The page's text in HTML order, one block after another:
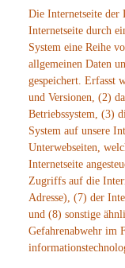
Die Internetseite der
Internetseite durch
System eine Reihe
allgemeinen Daten
gespeichert. Erfasst
und Versionen, (2)
Betriebssystem, (3)
System auf unsere
Unterwebseiten,
Internetseite
Zugriffs auf die
Adresse), (7) der
und (8) sonstige
Gefahrenabwehr im